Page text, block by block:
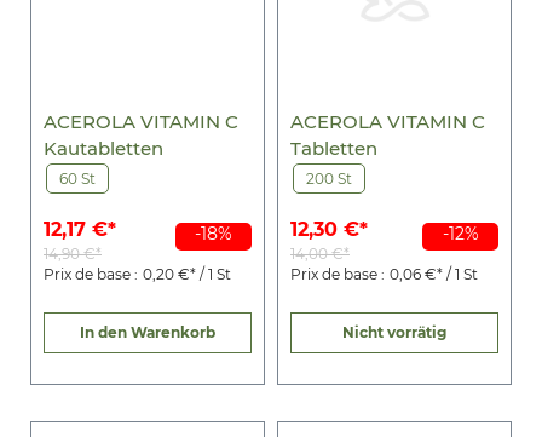
-18%
ACEROLA VITAMIN C
Kautabletten
60 St
12,17 €*
14,90 €*
Prix de base : 0,20 €* / 1 St
In den Warenkorb
-12%
ACEROLA VITAMIN C
Tabletten
200 St
12,30 €*
14,00 €*
Prix de base : 0,06 €* / 1 St
Nicht vorrätig